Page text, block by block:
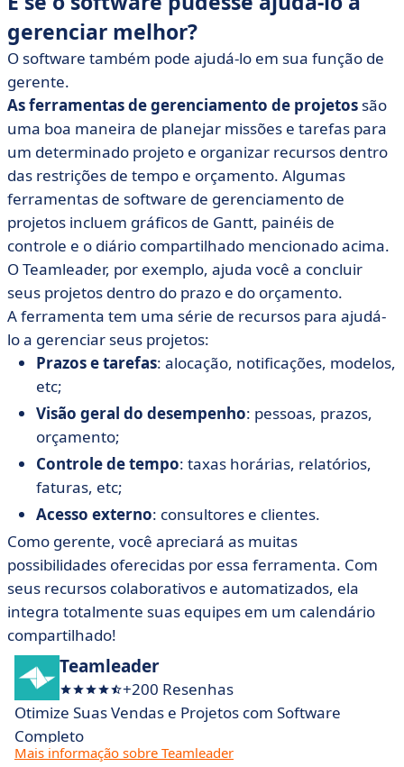
gerenciar melhor?
O software também pode ajudá-lo em sua função de
gerente.
As ferramentas de gerenciamento de projetos são
uma boa maneira de planejar missões e tarefas para
um determinado projeto e organizar recursos dentro
das restrições de tempo e orçamento. Algumas
ferramentas de software de gerenciamento de
projetos incluem gráficos de Gantt, painéis de
controle e o diário compartilhado mencionado acima.
O Teamleader, por exemplo, ajuda você a concluir
seus projetos dentro do prazo e do orçamento.
A ferramenta tem uma série de recursos para ajudá-
lo a gerenciar seus projetos:
Prazos e tarefas: alocação, notificações, modelos,
etc;
Visão geral do desempenho: pessoas, prazos,
orçamento;
Controle de tempo: taxas horárias, relatórios,
faturas, etc;
Acesso externo: consultores e clientes.
Como gerente, você apreciará as muitas
possibilidades oferecidas por essa ferramenta. Com
seus recursos colaborativos e automatizados, ela
integra totalmente suas equipes em um calendário
compartilhado!
Teamleader
+200 Resenhas
Otimize Suas Vendas e Projetos com Software
Completo
Mais informação sobre Teamleader